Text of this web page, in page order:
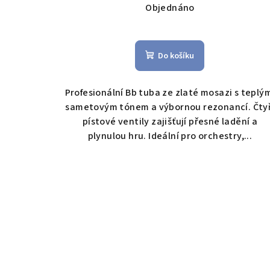
Objednáno
Do košíku
Profesionální Bb tuba ze zlaté mosazi s
sametovým tónem a výbornou rezonancí.
pístové ventily zajišťují přesné ladění a
plynulou hru. Ideální pro orchestry,...